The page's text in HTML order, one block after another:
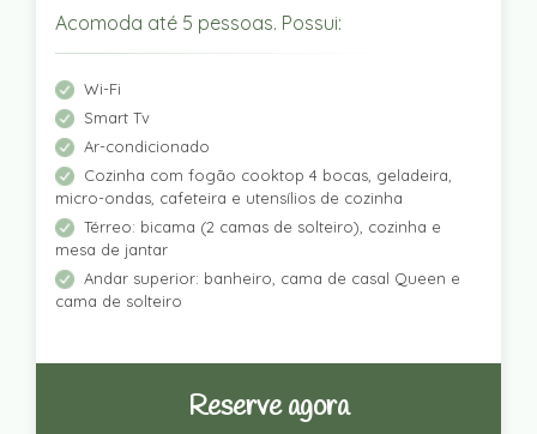
Acomoda até 5 pessoas. Possui:
Wi-Fi
Smart Tv
Ar-condicionado
Cozinha com fogão cooktop 4 bocas, geladeira,
micro-ondas, cafeteira e utensílios de cozinha
Térreo: bicama (2 camas de solteiro), cozinha e
mesa de jantar
Andar superior: banheiro, cama de casal Queen e
cama de solteiro
Reserve agora